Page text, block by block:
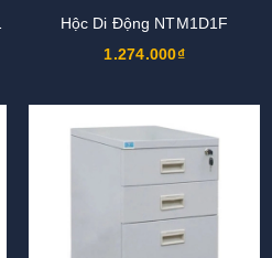
Hộc Di Động NTM1D1F
1.274.000₫